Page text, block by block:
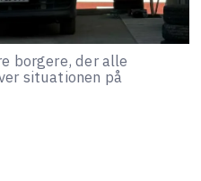
borgere, der alle
situationen på